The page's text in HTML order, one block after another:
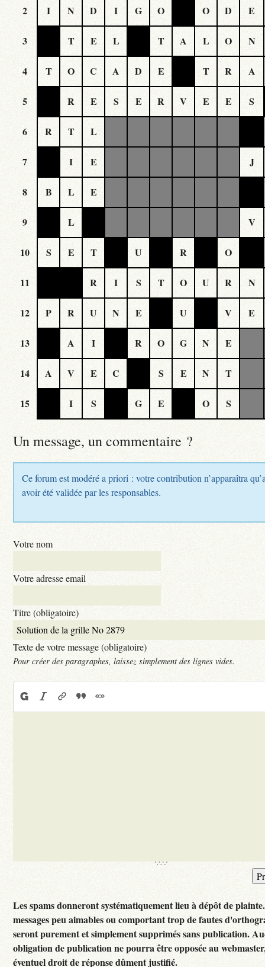
2 I N D I G O O D E
3 T E L T A L O N
4 T O C A D E T R A
5 R E S E R V E E S
6 R T L
7 I E J
8 B L E
9 L V
10 S E T U R O
11 R I S T O U R N
12 P R U N E U V E
13 A I R O G N E
14 A V E C S E N T
15 I S G E O S
Un message, un commentaire ?
Ce forum est modéré a priori : votre contribution n’apparaîtra
avoir été validée par les responsables.
Votre nom
Votre adresse email
Titre (obligatoire)
Texte de votre message (obligatoire)
Pour créer des paragraphes, laissez simplement des lignes vides.
Les spams donneront systématiquement lieu à dépôt de
messages peu aimables ou comportant trop de fautes
seront purement et simplement supprimés sans publication.
obligation de publication ne pourra être opposée au
éventuel droit de réponse dûment justifié.